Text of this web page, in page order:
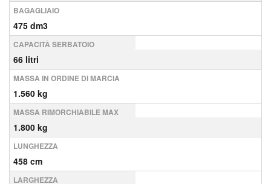
BAGAGLIAIO
475 dm3
CAPACITÀ SERBATOIO
66 litri
MASSA IN ORDINE DI MARCIA
1.560 kg
MASSA RIMORCHIABILE MAX
1.800 kg
LUNGHEZZA
458 cm
LARGHEZZA